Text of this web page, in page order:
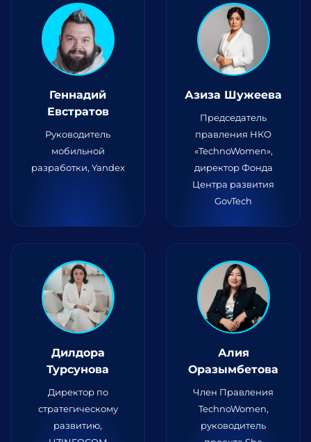
Геннадий
Евстратов
Руководитель
мобильной
разработки, Yandex
Азиза Шужеева
Председатель
правления НКО
«TechnoWomen»,
директор Фонда
Центра развития
GovTech
Дилдора
Турсунова
Директор по
стратегическому
развитию,
Алия
Оразымбетова
Член Правления
TechnoWomen,
руководитель